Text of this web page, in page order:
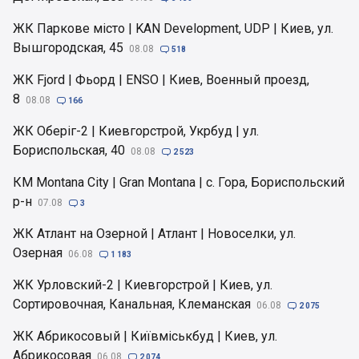
ЖК Паркове місто | KAN Development, UDP | Киев, ул.
Вышгородская, 45
08.08  518
ЖК Fjord | Фьорд | ENSO | Киев, Военный проезд,
8
08.08  166
ЖК Оберіг-2 | Киевгорстрой, Укрбуд | ул.
Бориспольская, 40 08.08  2 523
КМ Montana City | Gran Montana | с. Гора, Бориспольский
р-н 07.08  3
ЖК Атлант на Озерной | Атлант | Новоселки, ул.
Озерная 06.08  1 183
ЖК Урловский-2 | Киевгорстрой | Киев, ул.
Сортировочная, Канальная, Клеманская 06.08  2 075
ЖК Абрикосовый | Київміськбуд | Киев, ул.
Абрикосовая